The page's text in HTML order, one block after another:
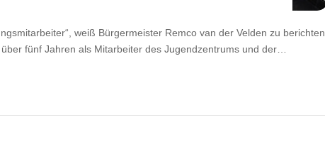
weiß Bürgermeister Remco van der Velden zu berichten.
fünf Jahren als Mitarbeiter des Jugendzentrums und der…